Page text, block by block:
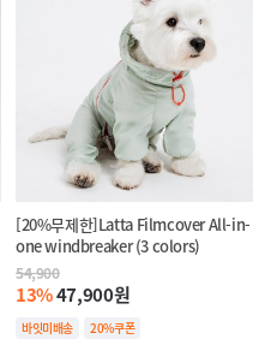
[20%무제한]Latta Filmcover All-in-
one windbreaker (3 colors)
54,900
13%47,900원
바잇미배송
20%쿠폰